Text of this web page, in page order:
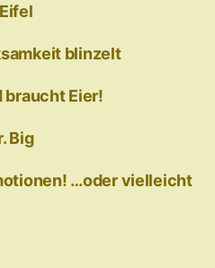
blinzelt
braucht Eier!
Big
…oder vielleicht